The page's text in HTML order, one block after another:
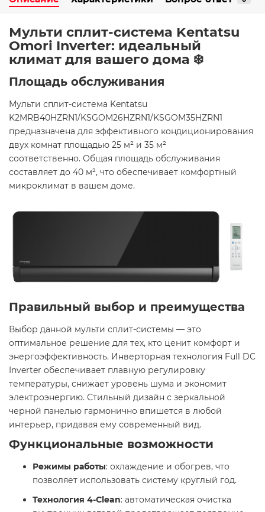
Мульти сплит-система Kentatsu
Omori Inverter: идеальный
климат для вашего дома ❄️
Площадь обслуживания
Мульти сплит-система Kentatsu
K2MRB40HZRN1/KSGOM26HZRN1/KSGOM35HZRN1
предназначена для эффективного кондиционирования
двух комнат площадью 25 м² и 35 м²
соответственно. Общая площадь обслуживания
составляет до 40 м², что обеспечивает комфортный
микроклимат в вашем доме.​
Правильный выбор и преимущества
Выбор данной мульти сплит-системы — это
оптимальное решение для тех, кто ценит комфорт и
энергоэффективность. Инверторная технология Full DC
Inverter обеспечивает плавную регулировку
температуры, снижает уровень шума и экономит
электроэнергию. Стильный дизайн с зеркальной
черной панелью гармонично впишется в любой
интерьер, придавая ему современный вид.​
Функциональные возможности
Режимы работы: охлаждение и обогрев, что
позволяет использовать систему круглый год.​
Технология 4-Clean: автоматическая очистка